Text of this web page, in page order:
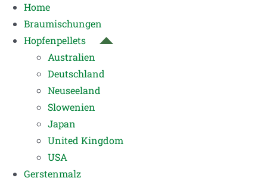
Home
Braumischungen
Hopfenpellets
Australien
Deutschland
Neuseeland
Slowenien
Japan
United Kingdom
USA
Gerstenmalz